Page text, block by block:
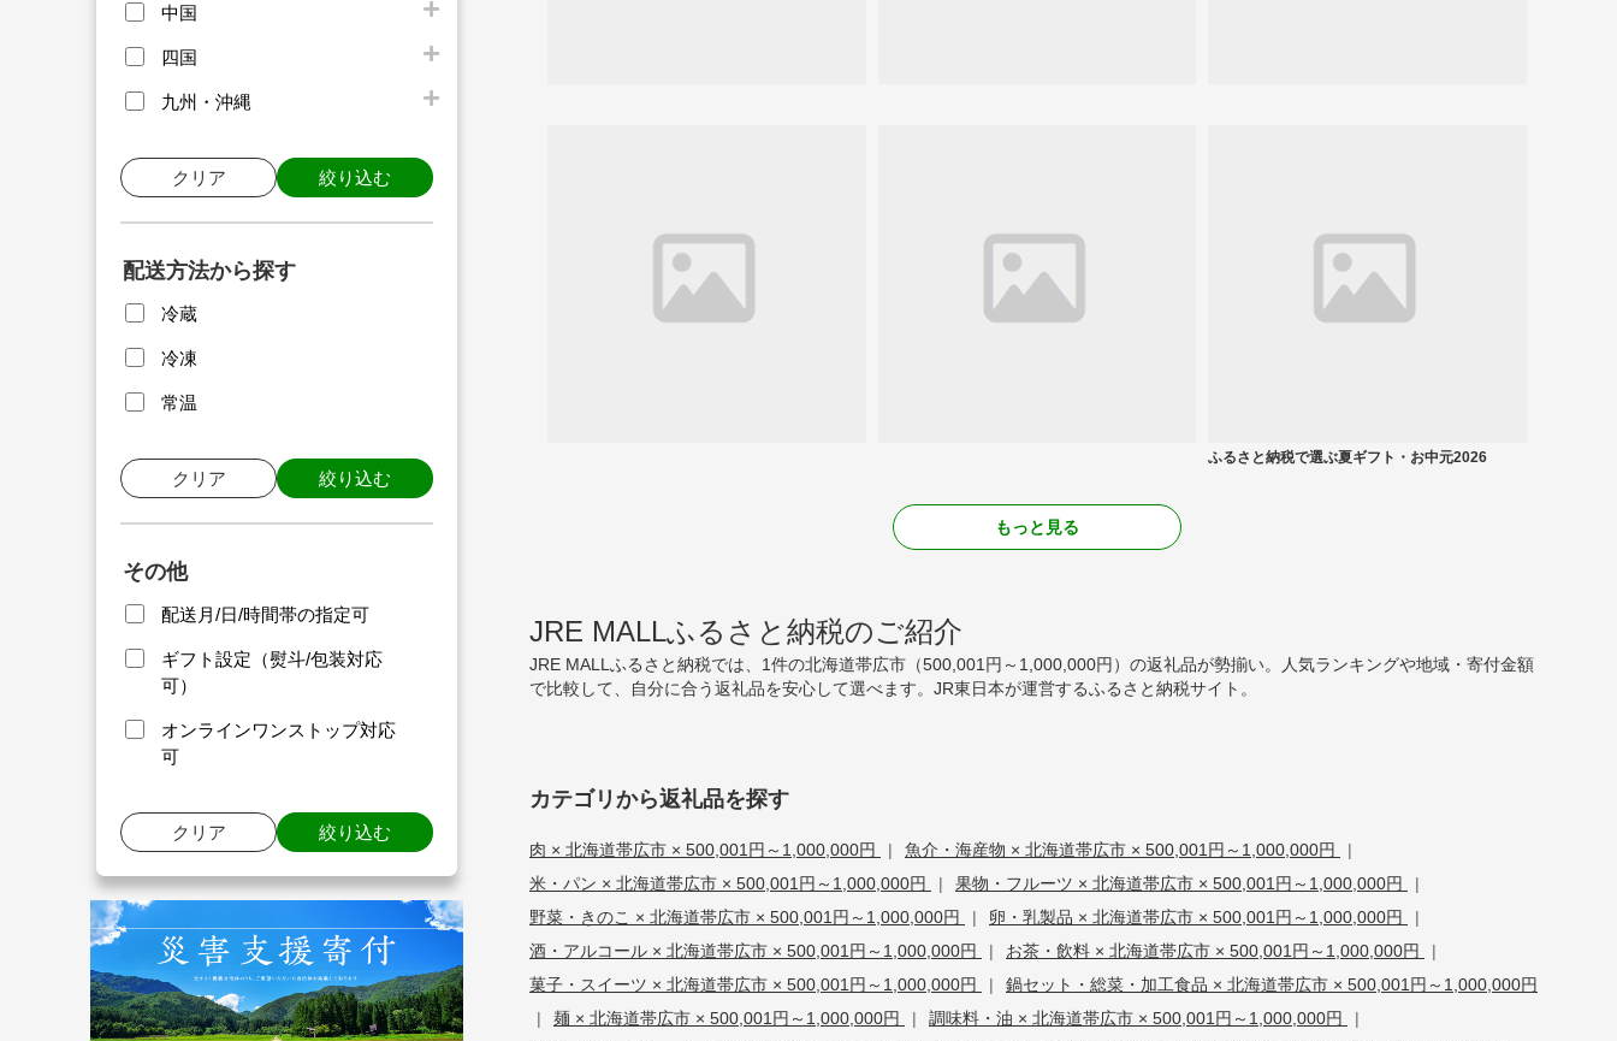
中国
四国
九州・沖縄
クリア 絞り込む
配送方法から探す
冷蔵
冷凍
常温
クリア 絞り込む
その他
配送月/日/時間帯の指定可
ギフト設定（熨斗/包装対応
可）
オンラインワンストップ対応
可
クリア 絞り込む
ふるさと納税で選ぶ夏ギフト・お中元2026
もっと見る
JRE MALLふるさと納税のご紹介
JRE MALLふるさと納税では、1件の北海道帯広市（500,001円～1,000,000円）の返礼品が勢揃い。人気ランキングや地域・寄付金額
で比較して、自分に合う返礼品を安心して選べます。JR東日本が運営するふるさと納税サイト。
カテゴリから返礼品を探す
肉 × 北海道帯広市 × 500,001円～1,000,000円 | 魚介・海産物 × 北海道帯広市 × 500,001円～1,000,000円
|
米・パン × 北海道帯広市 × 500,001円～1,000,000円
| 果物・フルーツ × 北海道帯広市 × 500,001円～1,000,000円
|
野菜・きのこ × 北海道帯広市 × 500,001円～1,000,000円
| 卵・乳製品 × 北海道帯広市 × 500,001円～1,000,000円
|
酒・アルコール × 北海道帯広市 × 500,001円～1,000,000円
| お茶・飲料 × 北海道帯広市 × 500,001円～1,000,000円
|
菓子・スイーツ × 北海道帯広市 × 500,001円～1,000,000円
|
鍋セット・総菜・加工食品 × 北海道帯広市 × 500,001円～1,000,000円
|
麺 × 北海道帯広市 × 500,001円～1,000,000円 | 調味料・油 × 北海道帯広市 × 500,001円～1,000,000円
|